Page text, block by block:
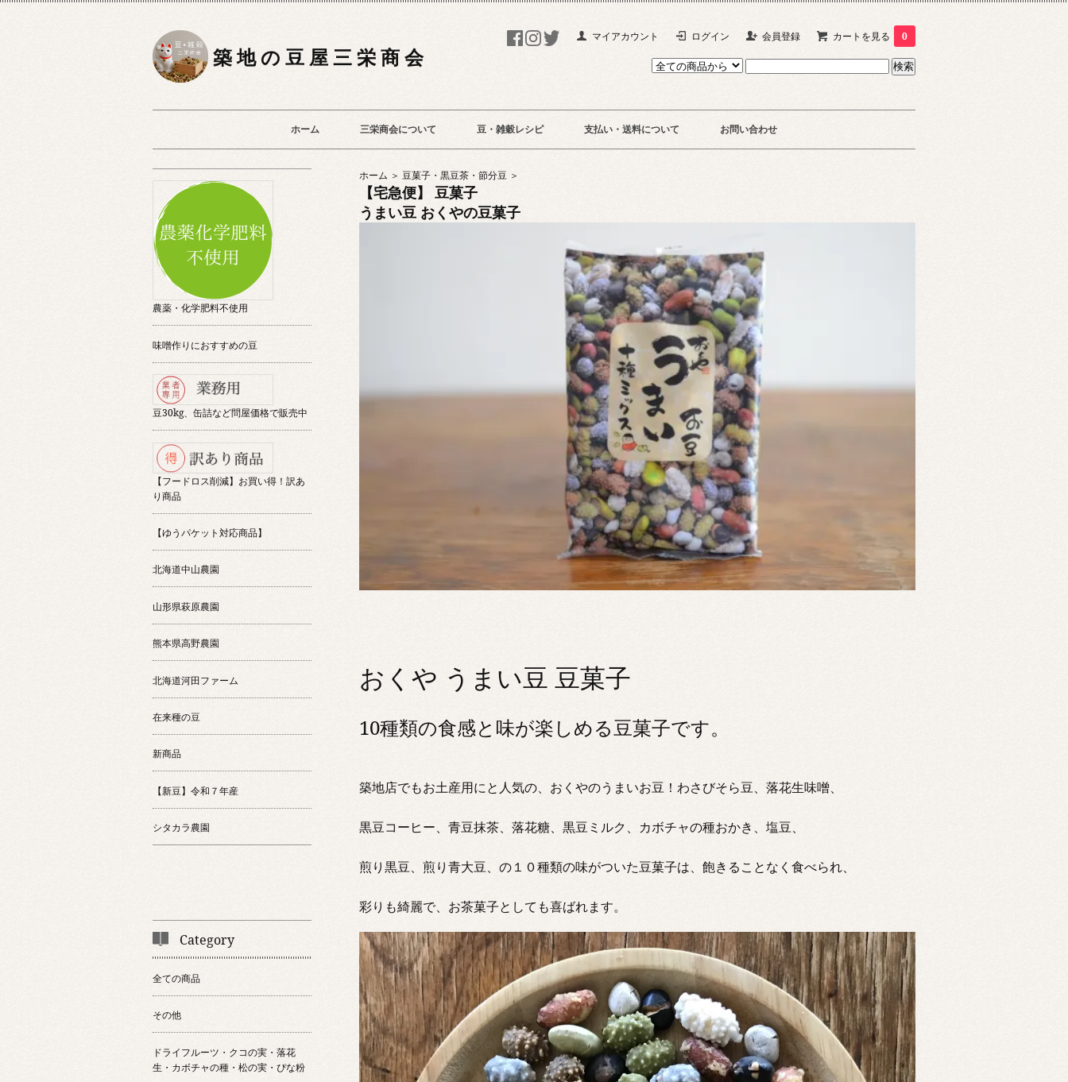
マイアカウント ログイン 会員登録 カートを見る 0
築 地 の 豆 屋 三 栄 商 会
ホーム 三栄商会について 豆・雑穀レシピ 支払い・送料について お問い合わせ
ホーム ＞ 豆菓子・黒豆茶・節分豆 ＞
【宅急便】 豆菓子
うまい豆 おくやの豆菓子
おくや うまい豆 豆菓子
10種類の食感と味が楽しめる豆菓子です。
築地店でもお土産用にと人気の、おくやのうまいお豆！わさびそら豆、落花生味噌、
黒豆コーヒー、青豆抹茶、落花糖、黒豆ミルク、カボチャの種おかき、塩豆、
煎り黒豆、煎り青大豆、の１０種類の味がついた豆菓子は、飽きることなく食べられ、
彩りも綺麗で、お茶菓子としても喜ばれます。
農薬・化学肥料不使用
味噌作りにおすすめの豆
豆30kg、缶詰など問屋価格で販売中
【フードロス削減】お買い得！訳あ
り商品
【ゆうパケット対応商品】
北海道中山農園
山形県萩原農園
熊本県高野農園
北海道河田ファーム
在来種の豆
新商品
【新豆】令和７年産
シタカラ農園
Category
全ての商品
その他
ドライフルーツ・クコの実・落花
生・カボチャの種・松の実・ぴな粉